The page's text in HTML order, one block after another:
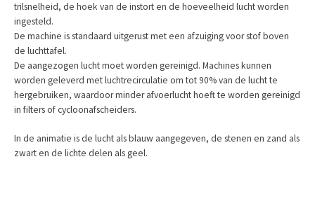
trilsnelheid, de hoek van de instort en de hoeveelheid lucht worden
ingesteld.
De machine is standaard uitgerust met een afzuiging voor stof boven
de luchttafel.
De aangezogen lucht moet worden gereinigd. Machines kunnen
worden geleverd met luchtrecirculatie om tot 90% van de lucht te
hergebruiken, waardoor minder afvoerlucht hoeft te worden gereinigd
in filters of cycloonafscheiders.
In de animatie is de lucht als blauw aangegeven, de stenen en zand als
zwart en de lichte delen als geel.